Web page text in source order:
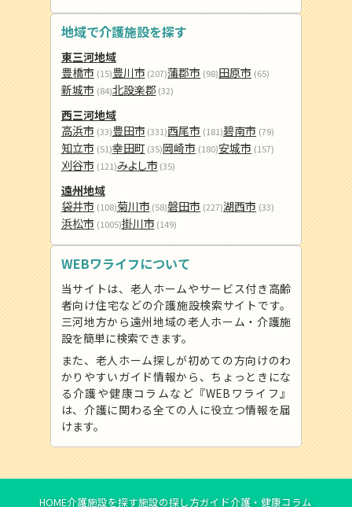
地域で介護施設を探す
東三河地域
豊橋市 (15)豊川市 (207)蒲郡市 (98)田原市 (65)
新城市 (84)北設楽郡 (32)
西三河地域
高浜市 (33)豊田市 (331)西尾市 (181)碧南市 (79)
知立市 (51)幸田町 (35)岡崎市 (180)安城市 (157)
刈谷市 (121)みよし市 (35)
遠州地域
袋井市 (108)菊川市 (58)磐田市 (227)湖西市 (33)
浜松市 (1005)掛川市 (149)
WEBワライフについて
当サイトは、老人ホームやサービス付き高齢
者向け住宅などの介護施設検索サイトです。
三河地方から遠州地域の老人ホーム・介護施
設を簡単に検索できます。
また、老人ホーム探しが初めての方向けのわ
かりやすいガイド情報から、ちょっときにな
る介護や健康コラムなど『WEBワライフ』
は、介護に関わる全ての人に役立つ情報を届
けます。
HOME介護施設を探す施設の探し方ガイド介護・健康コラム